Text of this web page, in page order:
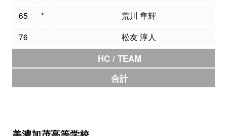
65
*
荒川 隼輝
76
松友 淳人
HC / TEAM
合計